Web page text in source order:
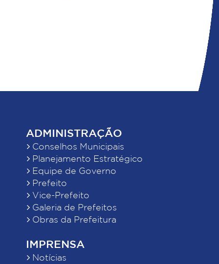
ADMINISTRAÇÃO
Conselhos Municipais
Planejamento Estratégico
Equipe de Governo
Prefeito
Vice-Prefeito
Galeria de Prefeitos
Obras da Prefeitura
IMPRENSA
Notícias